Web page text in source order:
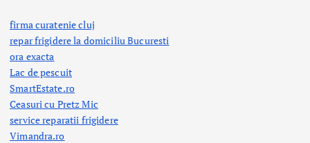
firma curatenie cluj
repar frigidere la domiciliu Bucuresti
ora exacta
Lac de pescuit
SmartEstate.ro
Ceasuri cu Pretz Mic
service reparatii frigidere
Vimandra.ro